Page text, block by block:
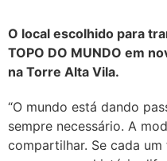
O local escolhido para
TOPO DO MUNDO em
na Torre Alta Vila.
“O mundo está dando
sempre necessário. A
compartilhar. Se cada